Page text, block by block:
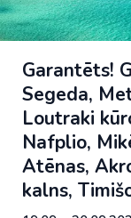
Garantēts!
Segeda,
Loutraki
Nafplio,
Atēnas,
kalns,